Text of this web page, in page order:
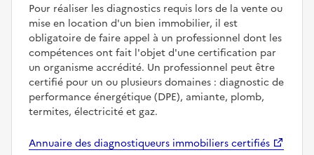
Pour réaliser les diagnostics requis lors de la vente ou
mise en location d'un bien immobilier, il est
obligatoire de faire appel à un professionnel dont les
compétences ont fait l'objet d'une certification par
un organisme accrédité. Un professionnel peut être
certifié pour un ou plusieurs domaines : diagnostic de
performance énergétique (DPE), amiante, plomb,
termites, électricité et gaz.
Annuaire des diagnostiqueurs immobiliers certifiés